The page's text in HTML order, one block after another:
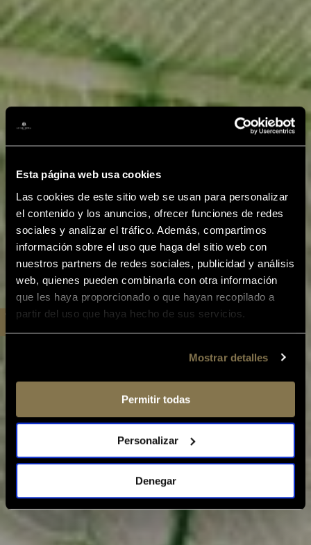
Esta página web usa cookies
Las cookies de este sitio web se usan para personalizar
el contenido y los anuncios, ofrecer funciones de redes
sociales y analizar el tráfico. Además, compartimos
información sobre el uso que haga del sitio web con
nuestros partners de redes sociales, publicidad y análisis
web, quienes pueden combinarla con otra información
que les haya proporcionado o que hayan recopilado a
partir del uso que haya hecho de sus servicios.
Mostrar detalles
Permitir todas
Personalizar
Denegar